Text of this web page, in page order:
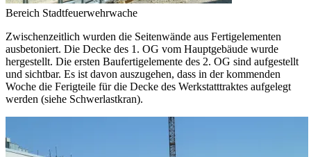
Bereich Stadtfeuerwehrwache
Zwischenzeitlich wurden die Seitenwände aus Fertigelementen
ausbetoniert. Die Decke des 1. OG vom Hauptgebäude wurde
hergestellt. Die ersten Baufertigelemente des 2. OG sind aufgestellt
und sichtbar. Es ist davon auszugehen, dass in der kommenden
Woche die Ferigteile für die Decke des Werkstatttraktes aufgelegt
werden (siehe Schwerlastkran).